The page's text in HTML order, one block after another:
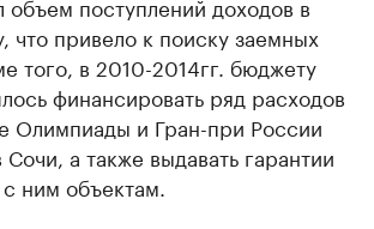
что привело к поиску заемных
того, в 2010-2014гг. бюджету
финансировать ряд расходов
Олимпиады и Гран-при России
а также выдавать гарантии
ним объектам.